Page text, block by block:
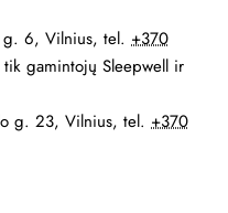
g. 6, Vilnius, tel. +370
gamintojų Sleepwell ir
g. 23, Vilnius, tel. +370